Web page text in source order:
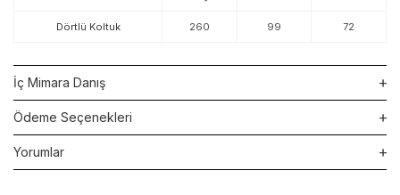
Dörtlü Koltuk 260 99 72
İç Mimara Danış
Ödeme Seçenekleri
Yorumlar